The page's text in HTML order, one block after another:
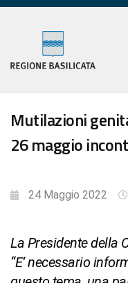
Mutilazioni
26 maggio
24 Maggio 2022
La Presidente della
“E’ necessario